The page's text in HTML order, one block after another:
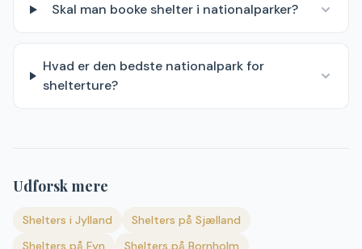
Skal man booke shelter i nationalparker?
Hvad er den bedste nationalpark for
shelterture?
Udforsk mere
Shelters i Jylland
Shelters på Sjælland
Shelters på Fyn
Shelters på Bornholm